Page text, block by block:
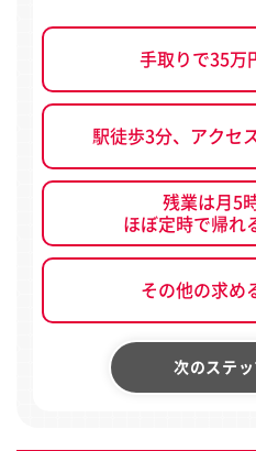
手取りで35万
駅徒歩3分、アクセ
残業は月5
ほぼ定時で帰れ
その他の求め
次のステ